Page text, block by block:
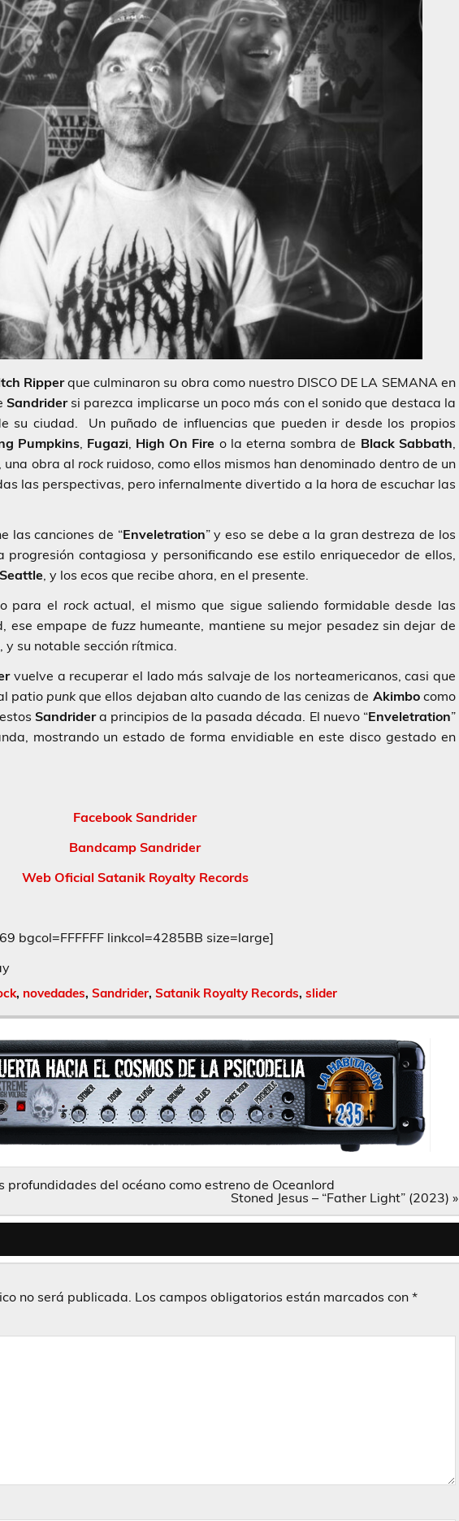
Ripperque culminaron su obra como nuestro DISCO DE LA SEMANA en
Sandridersi parezca implicarse un poco más con el sonido que destaca la
su ciudad. Un puñado de influencias que pueden ir desde los propios
Pumpkins, Fugazi, High On Fire o la eterna sombra de Black Sabbath,
una obra al rockruidoso, como ellos mismos han denominado dentro de un
las perspectivas, pero infernalmente divertido a la hora de escuchar las
las canciones de “Enveletration” y eso se debe a la gran destreza de los
progresión contagiosa y personificando ese estilo enriquecedor de ellos,
Seattle, y los ecos que recibe ahora, en el presente.
para el rockactual, el mismo que sigue saliendo formidable desde las
ese empape de fuzzhumeante, mantiene su mejor pesadez sin dejar de
y su notable sección rítmica.
vuelve a recuperar el lado más salvaje de los norteamericanos, casi que
patio punk que ellos dejaban alto cuando de las cenizas de Akimbocomo
Sandridera principios de la pasada década. El nuevo “Enveletration”
mostrando un estado de forma envidiable en este disco gestado en
Facebook Sandrider
Bandcamp Sandrider
Web Oficial Satanik Royalty Records
bgcol=FFFFFF linkcol=4285BB size=large]
, novedades, Sandrider, Satanik Royalty Records, slider
profundidades del océano como estreno de Oceanlord
Stoned Jesus – “Father Light” (2023) »
no será publicada. Los campos obligatorios están marcados con *